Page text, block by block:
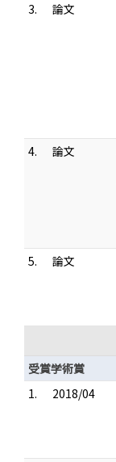
3. 論文
4. 論文
5.
論文
受賞学術賞
1.
2018/04